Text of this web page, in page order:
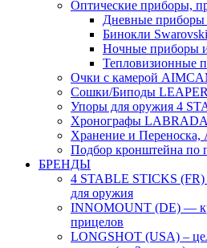
Оптические приборы,
Дневные приборы
Бинокли Swarovski
Ночные приборы
Тепловизионные
Очки с камерой
Сошки/Биподы
Упоры для оружия 4
Хронографы
Хранение и Переноска,
Подбор кронштейна по
БРЕНДЫ
4 STABLE STICKS
для оружия
INNOMOUNT (DE) —
прицелов
LONGSHOT (USA) –